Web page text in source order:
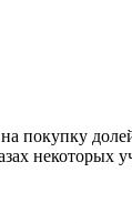
покупку
некоторых